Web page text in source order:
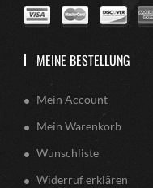
MEINE BESTELLUNG
Mein Account
Mein Warenkorb
Wunschliste
Widerruf erklären